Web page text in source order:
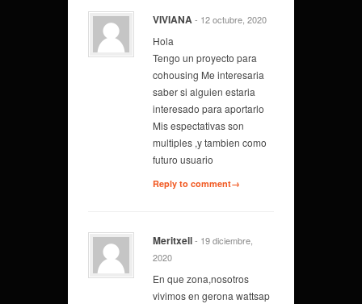
VIVIANA- 12 octubre, 2020
Hola
Tengo un proyecto para
cohousing Me interesaria
saber si alguien estaria
interesado para aportarlo
Mis espectativas son
multiples ,y tambien como
futuro usuario
Reply to comment→
Meritxell- 19 diciembre,
2020
En que zona,nosotros
vivimos en gerona wattsap